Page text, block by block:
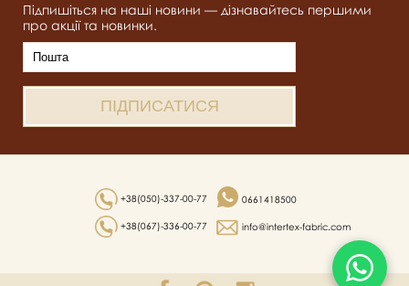
Підпишіться на наші новини — дізнавайтесь першими
про акції та новинки.
+38(050)-337-00-77
+38(067)-336-00-77
0661418500
info@intertex-fabric.com